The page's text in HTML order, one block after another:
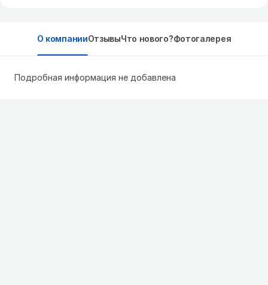
О компанииОтзывыЧто нового?Фотогалерея
Подробная информация не добавлена